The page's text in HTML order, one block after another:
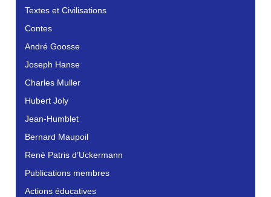
Textes et Civilisations
Contes
André Goosse
Joseph Hanse
Charles Muller
Hubert Joly
Jean-Humblet
Bernard Maupoil
René Patris d’Uckermann
Publications membres
Actions éducatives